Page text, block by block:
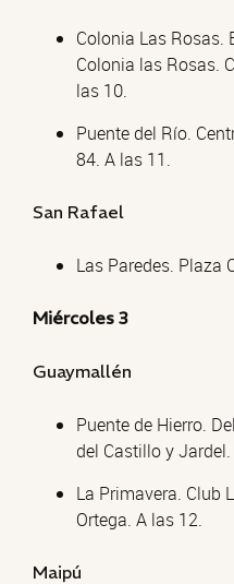
Colonia Las Rosas.
Colonia las Rosas.
las 10.
Puente del Río.
84. A las 11.
San Rafael
Las Paredes. Plaza
Miércoles 3
Guaymallén
Puente de Hierro.
del Castillo y
La Primavera. Club
Ortega. A las 12.
Maipú